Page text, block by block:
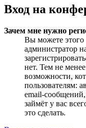
Вход на
Зачем мне нужно
Вы можете этого
администратор
нет. Тем не
возможности,
пользователям:
email-сообщений,
займёт у вас
это сделать.